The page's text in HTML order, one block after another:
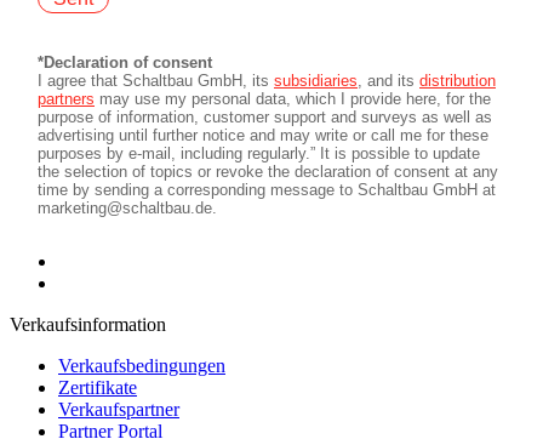
Verkaufsinformation
Verkaufsbedingungen
Zertifikate
Verkaufspartner
Partner Portal